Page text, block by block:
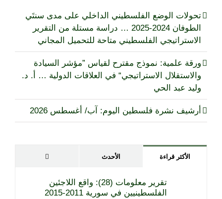
في
دمشق
(النسخة
الإلكترونية)
مغلقة
تحولات الوضع الفلسطيني الداخلي على مدى سنتَي
الطوفان 2024-2025 … دراسة مستلة من التقرير
الاستراتيجي الفلسطيني متاحة للتحميل المجاني
ورقة علمية: نموذج مقترح لقياس ”مؤشر السيادة
والاستقلال الاستراتيجي“ في العلاقات الدولية … أ. د.
وليد عبد الحي
أرشيف نشرة فلسطين اليوم: آب/ أغسطس 2026
الأكثر قراءة الأحدث
تقرير معلومات (28): واقع اللاجئين
الفلسطينيين في سورية 2011-2015